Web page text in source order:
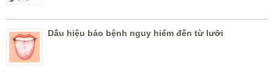
Dấu hiệu báo bệnh nguy hiểm đến từ lưỡi